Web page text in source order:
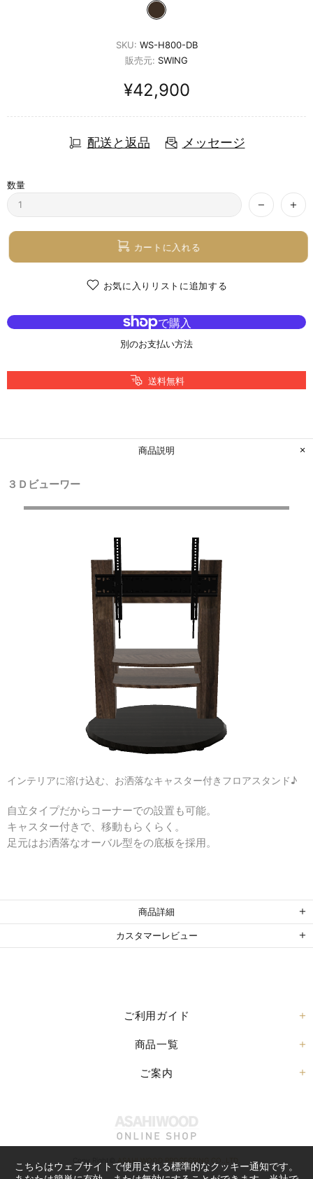
SKU: WS-H800-DB
販売元: SWING
¥42,900
配送と返品 メッセージ
数量
カートに入れる
お気に入りリストに追加する
別のお支払い方法
送料無料
商品説明
３Ｄビューワー
インテリアに溶け込む、お洒落なキャスター付きフロアスタンド♪
自立タイプだからコーナーでの設置も可能。
キャスター付きで、移動もらくらく。
足元はお洒落なオーバル型をの底板を採用。
商品詳細
カスタマーレビュー
ご利用ガイド
商品一覧
ご案内
Copy Right© ASAHI WOOD PROCESSING CO.,LTD.
こちらはウェブサイトで使用される標準的なクッキー通知です。